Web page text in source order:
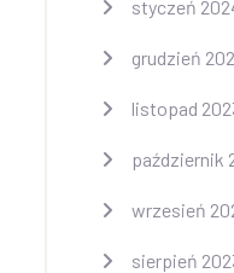
styczeń
grudzień
listopad
październik
wrzesień
sierpień